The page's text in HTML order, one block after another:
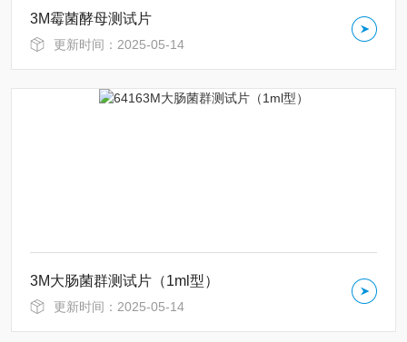
3M霉菌酵母测试片
更新时间：2025-05-14
3M大肠菌群测试片（1ml型）
更新时间：2025-05-14